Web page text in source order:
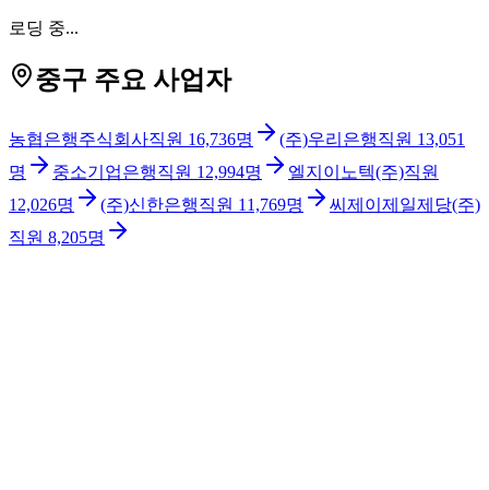
로딩 중...
중구 주요 사업자
농협은행주식회사직원 16,736명 (주)우리은행직원 13,051
명
중소기업은행직원 12,994명 엘지이노텍(주)직원
12,026명 (주)신한은행직원 11,769명
씨제이제일제당(주)
직원 8,205명